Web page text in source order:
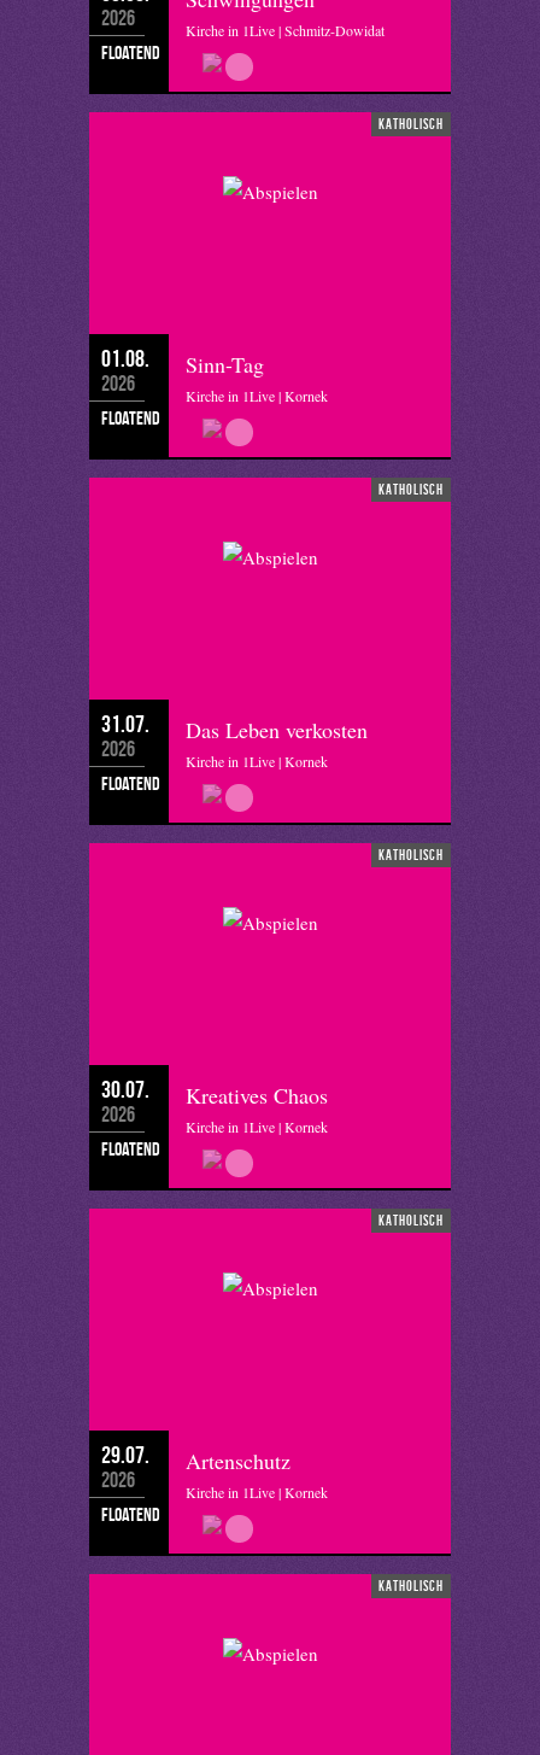
2026
floatend
Kirche in 1Live | Schmitz-Dowidat
katholisch
01.08.
2026
floatend
Sinn-Tag
Kirche in 1Live | Kornek
katholisch
31.07.
2026
floatend
Das Leben verkosten
Kirche in 1Live | Kornek
katholisch
30.07.
2026
floatend
Kreatives Chaos
Kirche in 1Live | Kornek
katholisch
29.07.
2026
floatend
Artenschutz
Kirche in 1Live | Kornek
katholisch